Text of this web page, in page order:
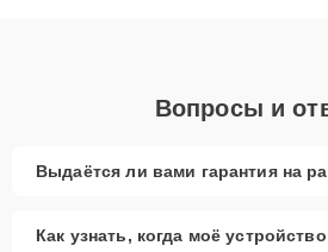
Вопросы и
Выдаётся ли вами гарантия на
Как узнать, когда моё